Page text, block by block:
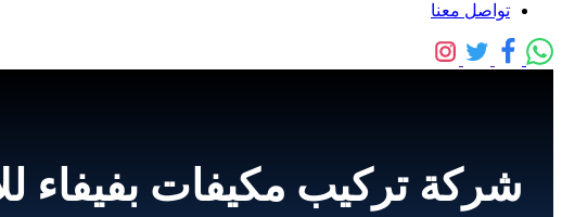
تواصل معنا
شركة تركيب مكيفات بفيفاء للايجار واتس